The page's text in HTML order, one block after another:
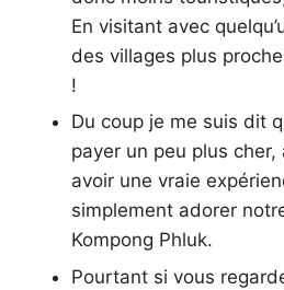
En visitant avec
des villages plus
!
Du coup je me suis dit
payer un peu plus
avoir une vraie
simplement adorer
Kompong Phluk.
Pourtant si vous